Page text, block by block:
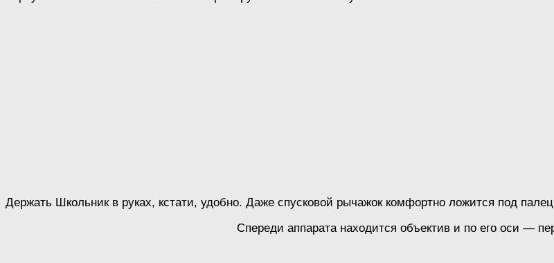
Держать Школьник в руках, кстати, удобно. Даже спусковой рычажок комфортно ложится под
Спереди аппарата находится объектив и по его оси —